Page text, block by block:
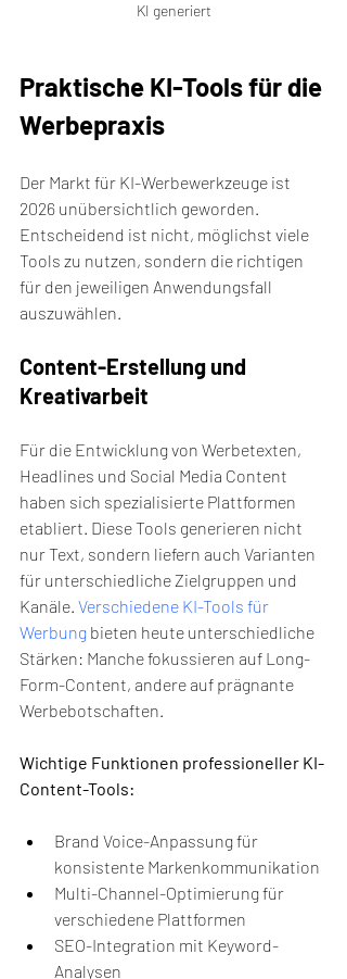
KI generiert
Praktische KI-Tools für die
Werbepraxis
Der Markt für KI-Werbewerkzeuge ist
2026 unübersichtlich geworden.
Entscheidend ist nicht, möglichst viele
Tools zu nutzen, sondern die richtigen
für den jeweiligen Anwendungsfall
auszuwählen.
Content-Erstellung und
Kreativarbeit
Für die Entwicklung von Werbetexten,
Headlines und Social Media Content
haben sich spezialisierte Plattformen
etabliert. Diese Tools generieren nicht
nur Text, sondern liefern auch Varianten
für unterschiedliche Zielgruppen und
Kanäle. Verschiedene KI-Tools für
Werbung bieten heute unterschiedliche
Stärken: Manche fokussieren auf Long-
Form-Content, andere auf prägnante
Werbebotschaften.
Wichtige Funktionen professioneller KI-
Content-Tools:
Brand Voice-Anpassung für
konsistente Markenkommunikation
Multi-Channel-Optimierung für
verschiedene Plattformen
SEO-Integration mit Keyword-
Analysen